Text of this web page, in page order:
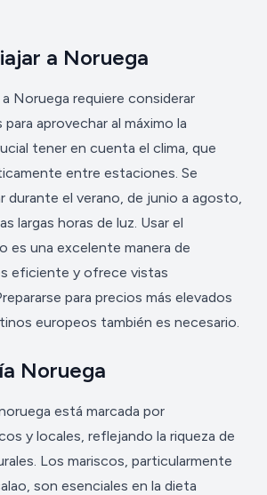
a Noruega
Noruega requiere considerar
aprovechar al máximo la
tener en cuenta el clima, que
entre estaciones. Se
durante el verano, de junio a agosto,
largas horas de luz. Usar el
es una excelente manera de
eficiente y ofrece vistas
para precios más elevados
europeos también es necesario.
Noruega
está marcada por
y locales, reflejando la riqueza de
Los mariscos, particularmente
son esenciales en la dieta